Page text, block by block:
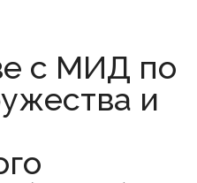
с МИД по
и